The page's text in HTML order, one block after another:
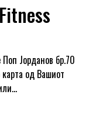
Јорданов бр.70
од Вашиот